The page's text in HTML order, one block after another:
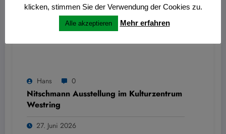
Hans 0
Nitschmann Ausstellung im Kulturzentrum
Westring
27. Juni 2026
klicken, stimmen Sie der Verwendung der Cookies zu.
Alle akzeptieren Mehr erfahren